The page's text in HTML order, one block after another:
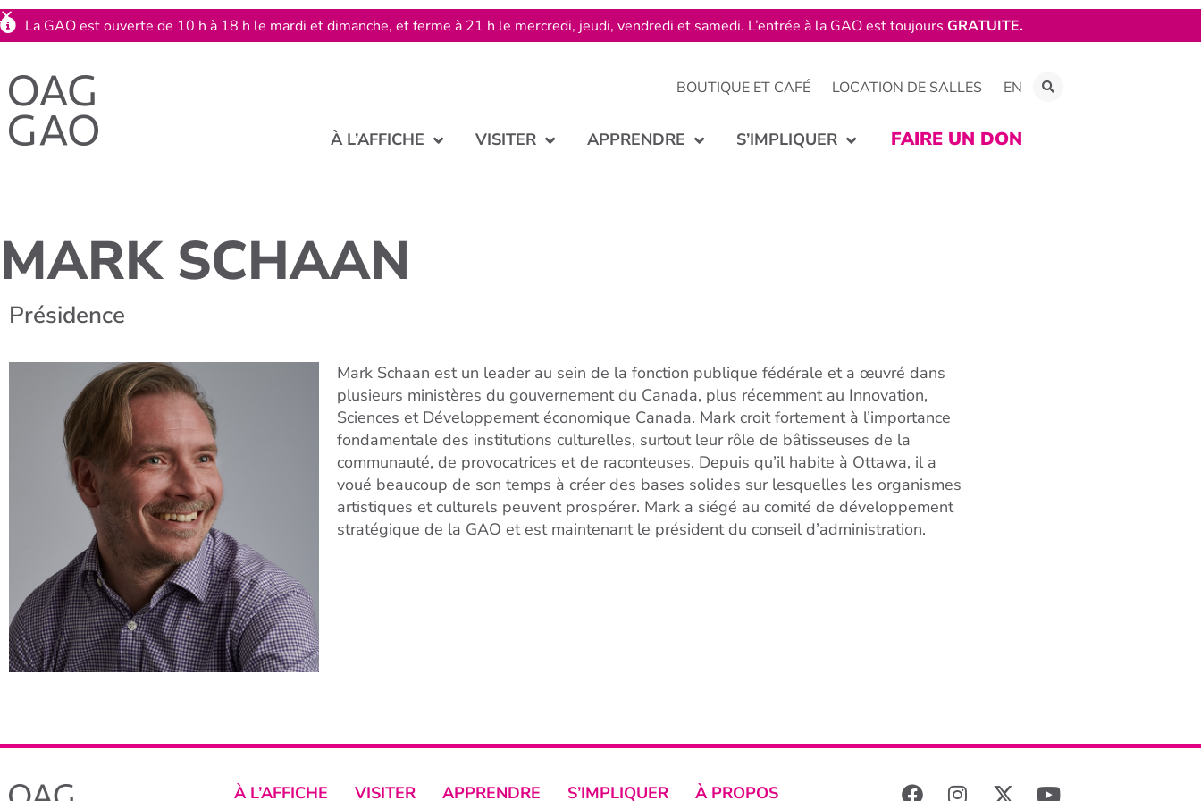
BOUTIQUE ET CAFÉ LOCATION DE SALLES EN
À L’AFFICHE VISITER APPRENDRE S’IMPLIQUER FAIRE UN DON
MARK SCHAAN
Présidence
Mark Schaan est un leader au sein de la fonction publique fédérale et a œuvré dans
plusieurs ministères du gouvernement du Canada, plus récemment au Innovation,
Sciences et Développement économique Canada. Mark croit fortement à l’importance
fondamentale des institutions culturelles, surtout leur rôle de bâtisseuses de la
communauté, de provocatrices et de raconteuses. Depuis qu’il habite à Ottawa, il a
voué beaucoup de son temps à créer des bases solides sur lesquelles les organismes
artistiques et culturels peuvent prospérer. Mark a siégé au comité de développement
stratégique de la GAO et est maintenant le président du conseil d’administration.
À L’AFFICHE VISITER APPRENDRE S’IMPLIQUER À PROPOS
La GAO est ouverte de 10 h à 18 h le mardi et dimanche, et ferme à 21 h le mercredi, jeudi, vendredi et samedi. L’entrée à la GAO est toujours GRATUITE.